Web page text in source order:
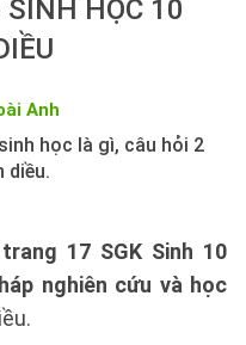
SINH HỌC 10
Anh
học là gì, câu hỏi 2
diều.
17 SGK Sinh 10
nghiên cứu và học